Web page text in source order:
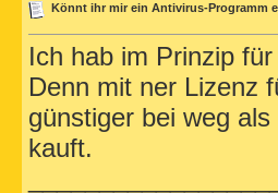
Könnt ihr mir ein Antivirus-Programm
Ich hab im Prinzip
Denn mit ner Lizenz
günstiger bei weg
kauft.